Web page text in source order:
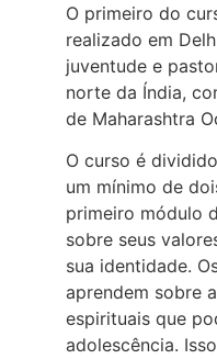
O primeiro do
realizado em
juventude e
norte da Índia,
de Maharashtra
O curso é
um mínimo de
primeiro módulo
sobre seus
sua identidade.
aprendem sobre
espirituais que
adolescência.